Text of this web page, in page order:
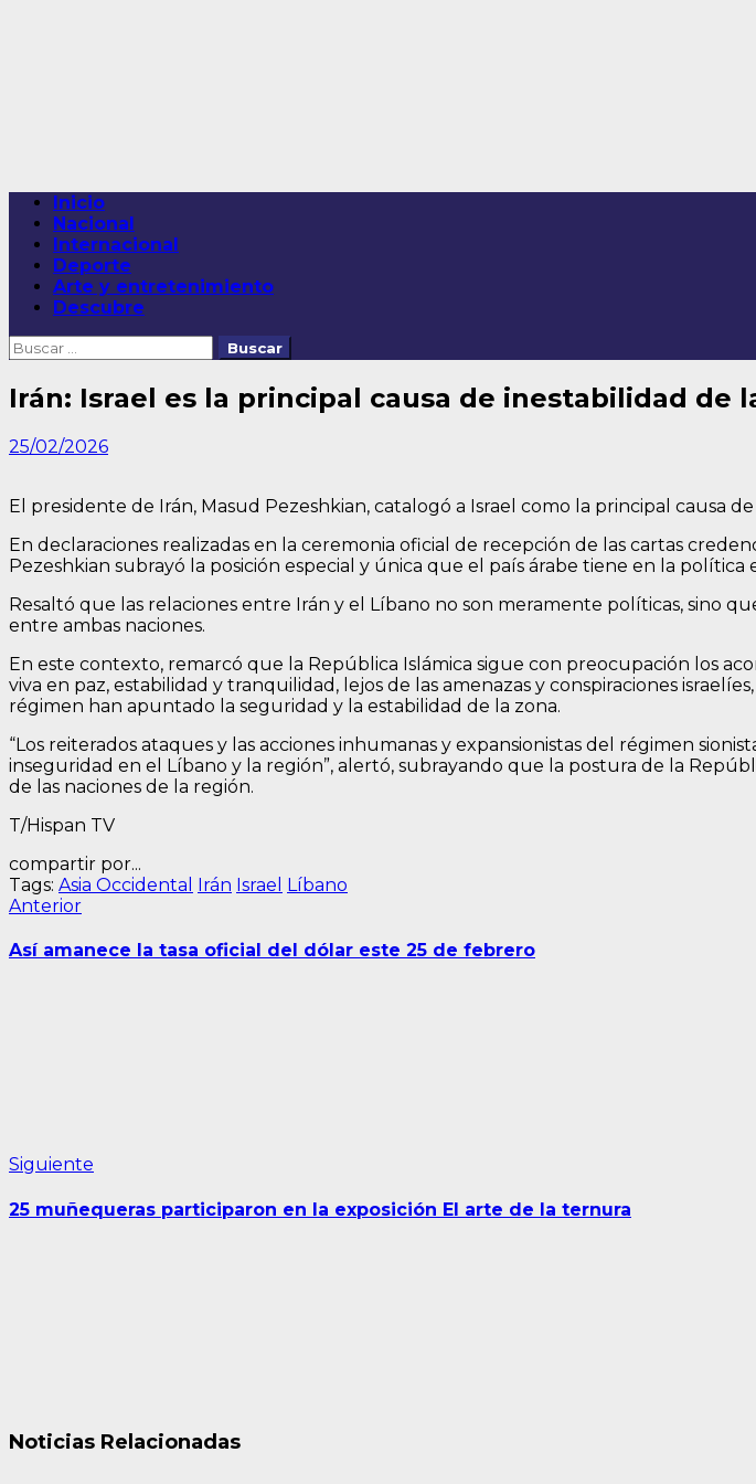
Menú
principal
Inicio
Nacional
Internacional
Deporte
Arte y entretenimiento
Descubre
Buscar:
Irán: Israel es la principal causa de inestabilidad de
25/02/2026
El presidente de Irán, Masud Pezeshkian, catalogó a Israel como la principal causa
En declaraciones realizadas en la ceremonia oficial de recepción de las cartas
Pezeshkian subrayó la posición especial y única que el país árabe tiene en la
Resaltó que las relaciones entre Irán y el Líbano no son meramente políticas, sino
entre ambas naciones.
En este contexto, remarcó que la República Islámica sigue con preocupación los
viva en paz, estabilidad y tranquilidad, lejos de las amenazas y conspiraciones
régimen han apuntado la seguridad y la estabilidad de la zona.
“Los reiterados ataques y las acciones inhumanas y expansionistas del régimen
inseguridad en el Líbano y la región”, alertó, subrayando que la postura de la
de las naciones de la región.
T/Hispan TV
compartir por...
Tags: Asia Occidental Irán Israel Líbano
Navegación
de
AnteriorEntrada
Así amanece la tasa oficial del dólar este 25 de febrero
Siguiente
25 muñequeras participaron en la exposición El arte de la ternura
Noticias Relacionadas